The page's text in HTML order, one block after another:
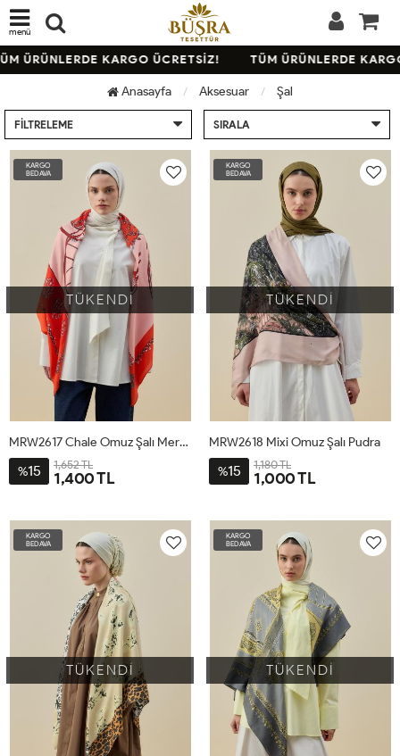
menü
ÜRÜNLERDE KARGO ÜCRETSİZ! TÜM ÜRÜNLERDE KARGO
Anasayfa Aksesuar Şal
FILTRELEME SIRALA
KARGO
BEDAVA
TÜKENDİ
MRW2617 Chale Omuz Şalı Mercan
%15 1,652 TL
1,400 TL
KARGO
BEDAVA
TÜKENDİ
MRW2618 Mixi Omuz Şalı Pudra
%15 1,180 TL
1,000 TL
KARGO
BEDAVA
TÜKENDİ
KARGO
BEDAVA
TÜKENDİ